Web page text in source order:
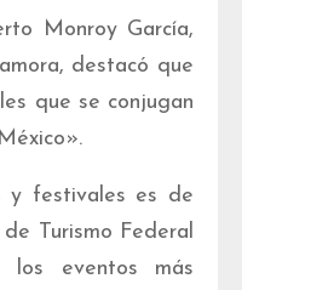
Monroy García,
destacó que
que se conjugan
y festivales es de
Turismo Federal
los eventos más